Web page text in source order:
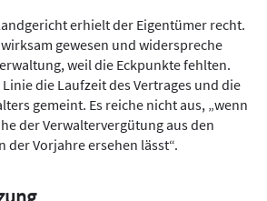
erhielt der Eigentümer recht.
gewesen und widerspreche
weil die Eckpunkte fehlten.
die Laufzeit des Vertrages und die
gemeint. Es reiche nicht aus, „wenn
der Verwaltervergütung aus den
der Vorjahre ersehen lässt“.